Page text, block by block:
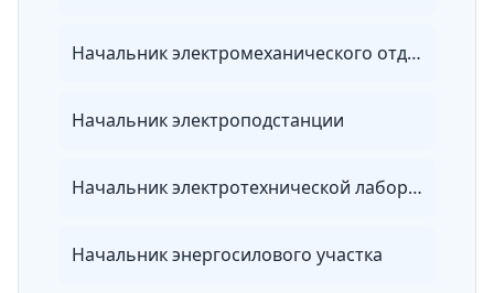
Начальник электромеханического отдела
Начальник электроподстанции
Начальник электротехнической лаборатории
Начальник энергосилового участка